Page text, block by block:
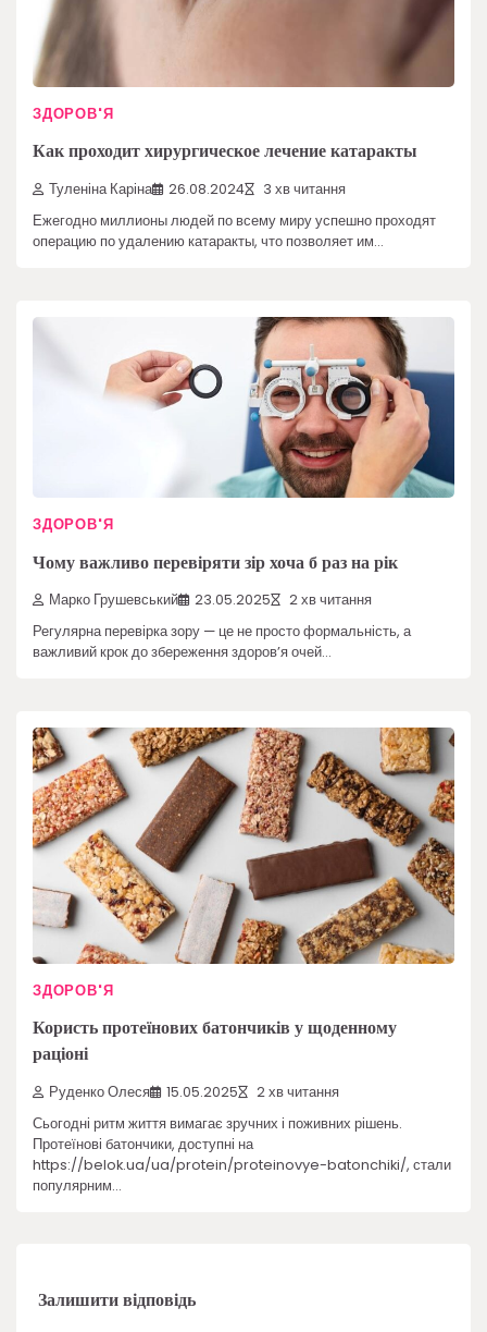
ЗДОРОВ'Я
Как проходит хирургическое лечение катаракты
Туленіна Каріна 26.08.2024 3 хв читання
Ежегодно миллионы людей по всему миру успешно проходят
операцию по удалению катаракты, что позволяет им…
ЗДОРОВ'Я
Чому важливо перевіряти зір хоча б раз на рік
Марко Грушевський 23.05.2025 2 хв читання
Регулярна перевірка зору — це не просто формальність, а
важливий крок до збереження здоров’я очей…
ЗДОРОВ'Я
Користь протеїнових батончиків у щоденному
раціоні
Руденко Олеся 15.05.2025 2 хв читання
Сьогодні ритм життя вимагає зручних і поживних рішень.
Протеїнові батончики, доступні на
https://belok.ua/ua/protein/proteinovye-batonchiki/, стали
популярним…
Залишити відповідь